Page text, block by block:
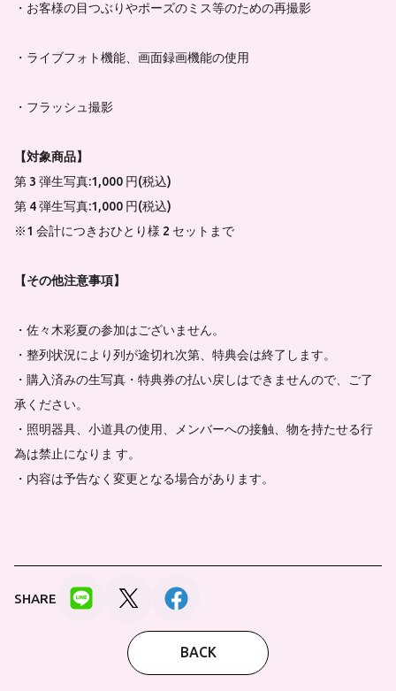
・お客様の目つぶりやポーズのミス等のための再撮影
・ライブフォト機能、画面録画機能の使用
・フラッシュ撮影
【対象商品】
第 3 弾生写真:1,000 円(税込)
第 4 弾生写真:1,000 円(税込)
※1 会計につきおひとり様 2 セットまで
【その他注意事項】
・佐々木彩夏の参加はございません。
・整列状況により列が途切れ次第、特典会は終了します。
・購入済みの生写真・特典券の払い戻しはできませんので、ご了
承ください。
・照明器具、小道具の使用、メンバーへの接触、物を持たせる行
為は禁止になりま す。
・内容は予告なく変更となる場合があります。
SHARE
BACK